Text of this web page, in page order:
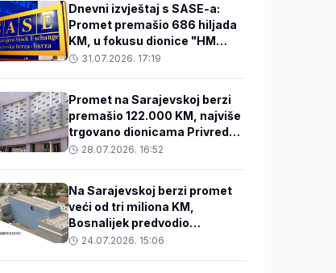
Dnevni izvještaj s SASE-a:
Promet premašio 686 hiljada
KM, u fokusu dionice "HM
Cementa" i bankarskog
31.07.2026. 17:19
Promet na Sarajevskoj berzi
premašio 122.000 KM, najviše
trgovano dionicama Privredne
banke Sarajevo
28.07.2026. 16:52
Na Sarajevskoj berzi promet
veći od tri miliona KM,
Bosnalijek predvodio
trgovanje
24.07.2026. 15:06